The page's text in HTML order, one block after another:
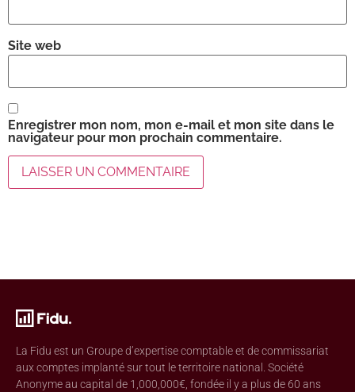
Site web
Enregistrer mon nom, mon e-mail et mon site dans le
navigateur pour mon prochain commentaire.
La Fidu est un Groupe d’expertise comptable et de commissariat
aux comptes implanté sur tout le territoire national. Société
Anonyme au capital de 1,000,000€, fondée il y a plus de 60 ans